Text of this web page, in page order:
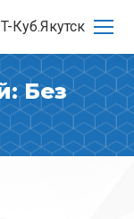
Куб.Якутск
Без